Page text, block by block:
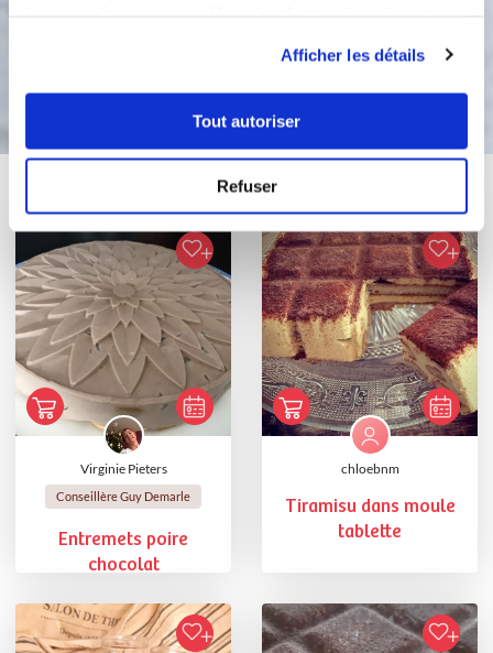
Afficher les détails
Tout autoriser
Refuser
Bon appétit !
Vous aimerez aussi ...
Virginie Pieters
Conseillère Guy Demarle
Entremets poire
chocolat
chloebnm
Tiramisu dans moule
tablette